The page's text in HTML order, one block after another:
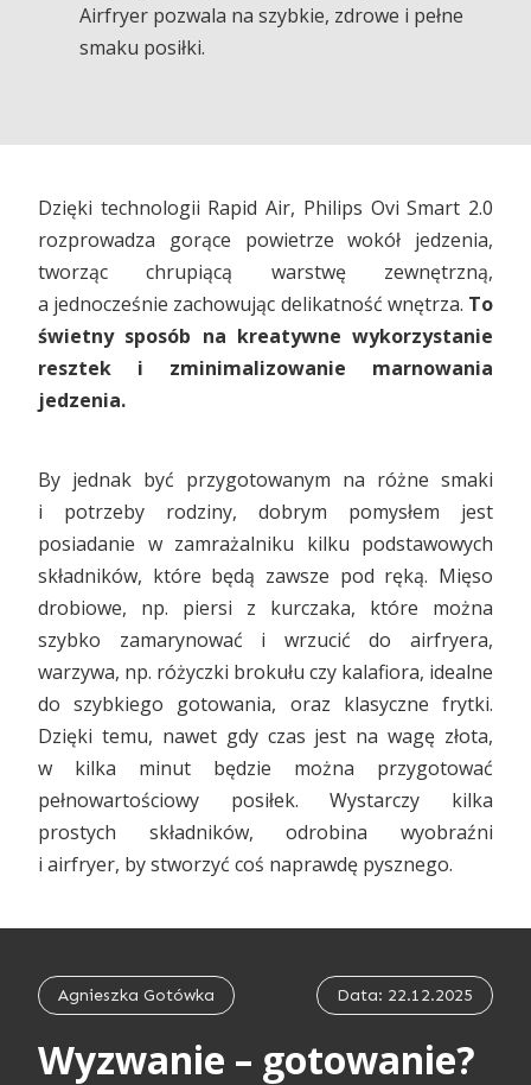
Airfryer pozwala na szybkie, zdrowe i pełne
smaku posiłki.
Dzięki technologii Rapid Air, Philips Ovi Smart 2.0
rozprowadza gorące powietrze wokół jedzenia,
tworząc chrupiącą warstwę zewnętrzną,
a jednocześnie zachowując delikatność wnętrza. To
świetny sposób na kreatywne wykorzystanie
resztek i zminimalizowanie marnowania
jedzenia.
By jednak być przygotowanym na różne smaki
i potrzeby rodziny, dobrym pomysłem jest
posiadanie w zamrażalniku kilku podstawowych
składników, które będą zawsze pod ręką. Mięso
drobiowe, np. piersi z kurczaka, które można
szybko zamarynować i wrzucić do airfryera,
warzywa, np. różyczki brokułu czy kalafiora, idealne
do szybkiego gotowania, oraz klasyczne frytki.
Dzięki temu, nawet gdy czas jest na wagę złota,
w kilka minut będzie można przygotować
pełnowartościowy posiłek. Wystarczy kilka
prostych składników, odrobina wyobraźni
i airfryer, by stworzyć coś naprawdę pysznego.
Agnieszka Gotówka Data: 22.12.2025
Wyzwanie – gotowanie?